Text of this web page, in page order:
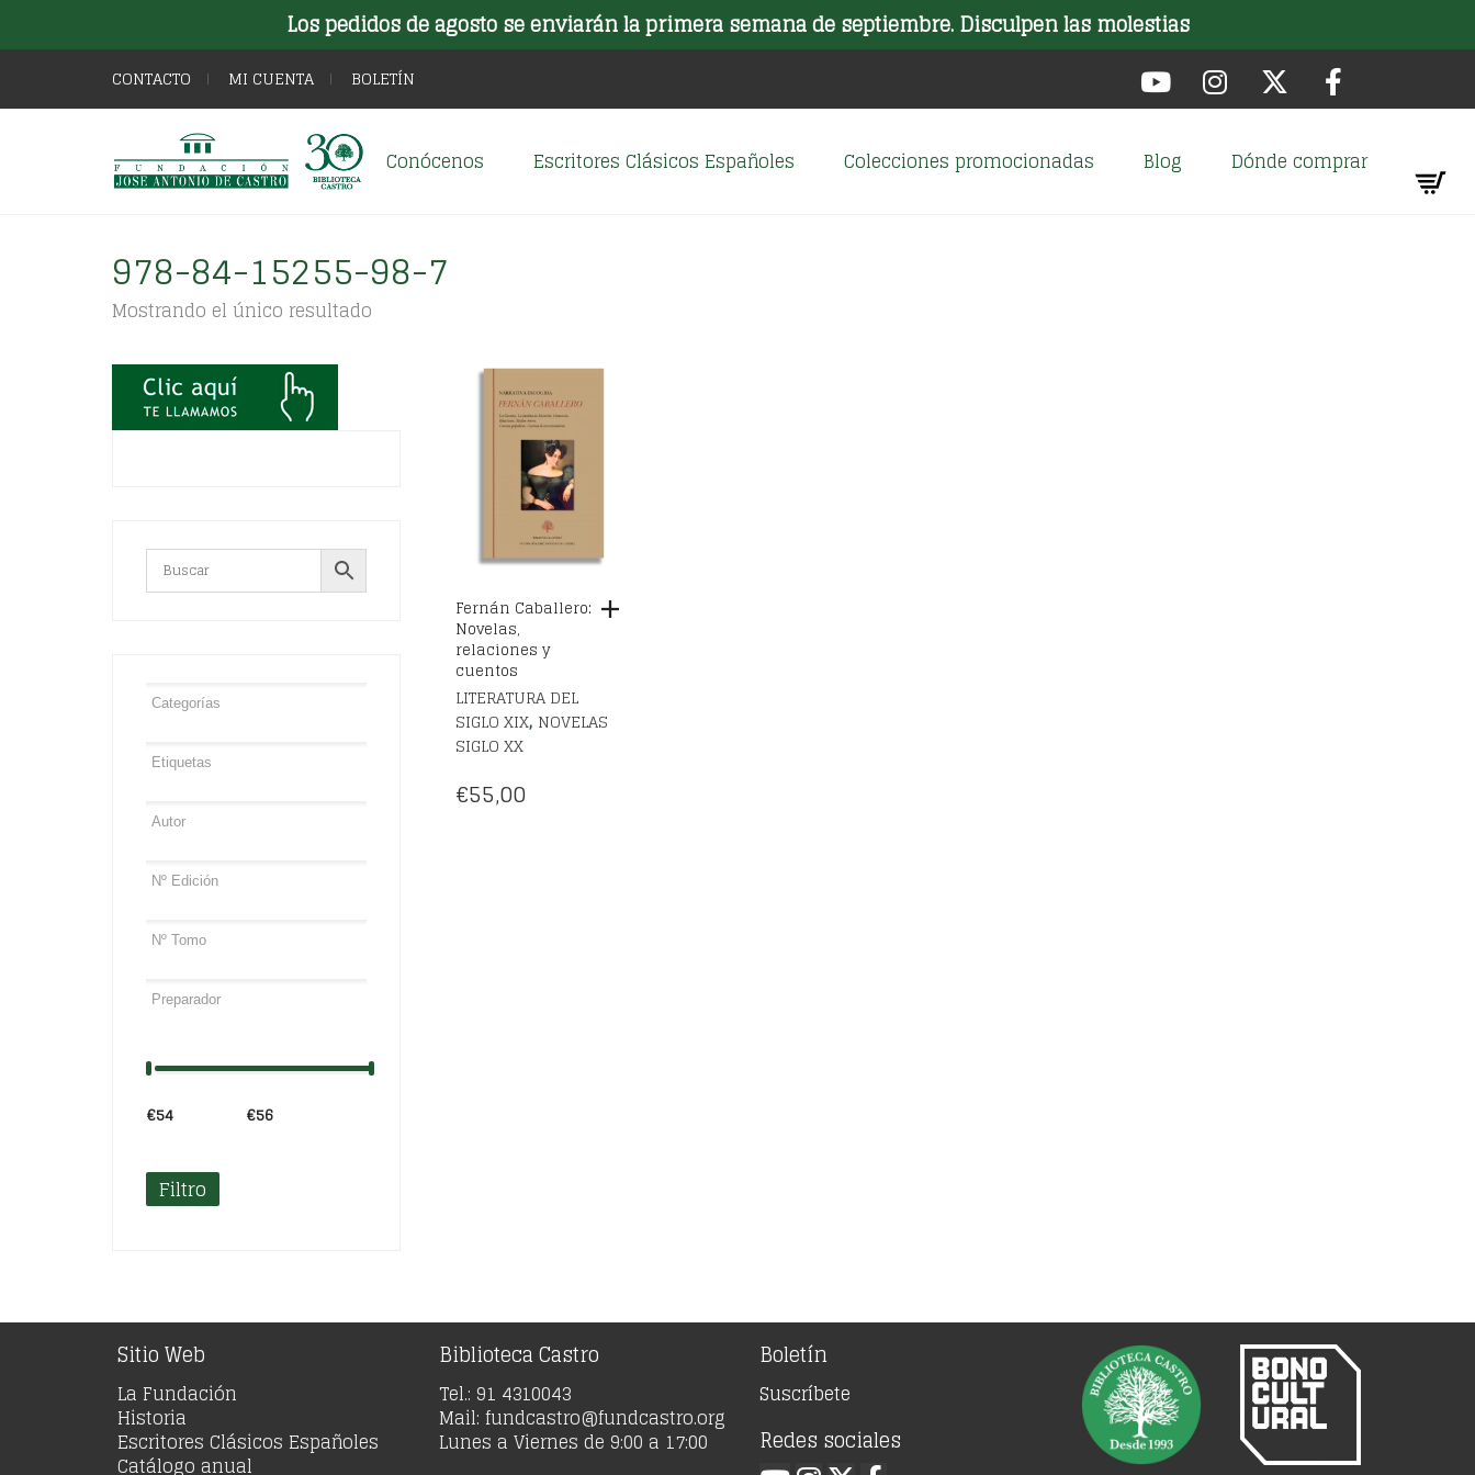
Los pedidos de agosto se enviarán la primera semana de septiembre. Disculpen las molestias
CONTACTO MI CUENTA BOLETÍN
Conócenos Escritores Clásicos Españoles Colecciones promocionadas Blog Dónde comprar
978-84-15255-98-7
Mostrando el único resultado
Fernán Caballero:
Novelas,
relaciones y
cuentos
LITERATURA DEL
SIGLO XIX, NOVELAS
SIGLO XX
€55,00
€54 €56
Filtro
Sitio Web
La Fundación
Historia
Escritores Clásicos Españoles
Catálogo anual
Biblioteca Castro
Tel.: 91 4310043
Mail: fundcastro@fundcastro.org
Lunes a Viernes de 9:00 a 17:00
Boletín
Suscríbete
Redes sociales